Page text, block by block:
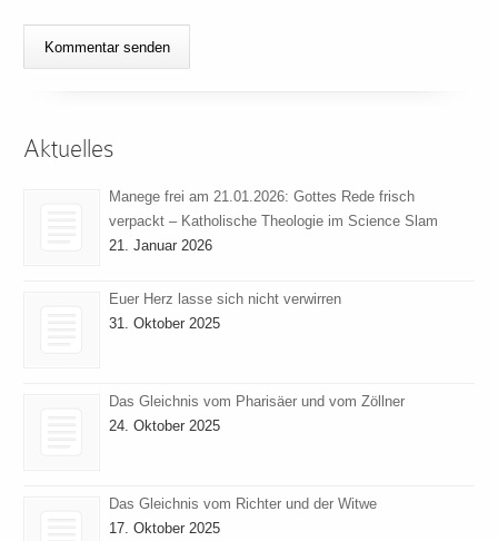
Aktuelles
Manege frei am 21.01.2026: Gottes Rede frisch
verpackt – Katholische Theologie im Science Slam
21. Januar 2026
Euer Herz lasse sich nicht verwirren
31. Oktober 2025
Das Gleichnis vom Pharisäer und vom Zöllner
24. Oktober 2025
Das Gleichnis vom Richter und der Witwe
17. Oktober 2025